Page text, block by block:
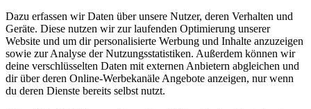
Dazu erfassen wir Daten über unsere Nutzer, deren Verhalten und
Geräte. Diese nutzen wir zur laufenden Optimierung unserer
Website und um dir personalisierte Werbung und Inhalte anzuzeigen
sowie zur Analyse der Nutzungsstatistiken. Außerdem können wir
deine verschlüsselten Daten mit externen Anbietern abgleichen und
dir über deren Online-Werbekanäle Angebote anzeigen, nur wenn
du deren Dienste bereits selbst nutzt.